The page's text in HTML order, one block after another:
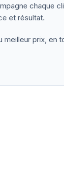
chaque
et résultat.
prix, en